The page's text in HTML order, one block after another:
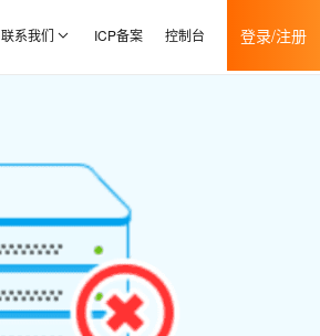
联系我们 ICP备案 控制台 登录/注册